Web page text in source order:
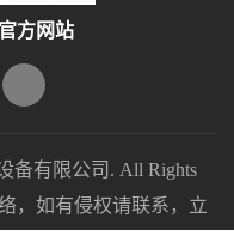
官方网站
备有限公司. All Rights
，如有侵权请联系，立